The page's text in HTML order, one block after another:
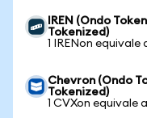
IREN (Ondo
Tokenized)
1 IRENon equivale
Chevron (Ondo
Tokenized)
1 CVXon equivale